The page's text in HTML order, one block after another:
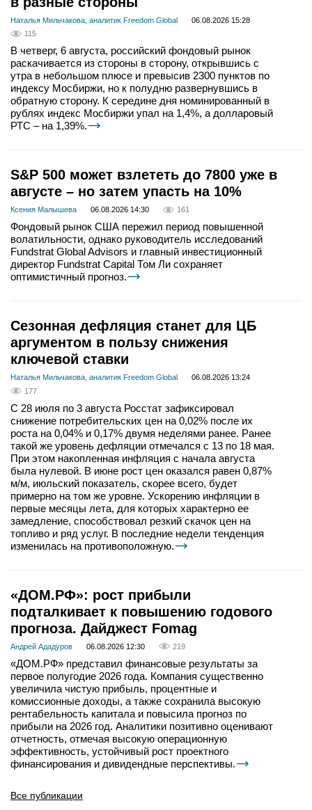
Наталья Мильчакова, аналитик Freedom Global
06.08.2026 15:28
115
В четверг, 6 августа, российский фондовый рынок
раскачивается из стороны в сторону, открывшись с
утра в небольшом плюсе и превысив 2300 пунктов по
индексу Мосбиржи, но к полудню развернувшись в
обратную сторону. К середине дня номинированный в
рублях индекс Мосбиржи упал на 1,4%, а долларовый
РТС – на 1,39%.
S&P 500 может взлететь до 7800 уже в
августе – но затем упасть на 10%
Ксения Малышева 06.08.2026 14:30 161
Фондовый рынок США пережил период повышенной
волатильности, однако руководитель исследований
Fundstrat Global Advisors и главный инвестиционный
директор Fundstrat Capital Том Ли сохраняет
оптимистичный прогноз.
Сезонная дефляция станет для ЦБ
аргументом в пользу снижения
ключевой ставки
Наталья Мильчакова, аналитик Freedom Global
06.08.2026 13:24
177
С 28 июля по 3 августа Росстат зафиксировал
снижение потребительских цен на 0,02% после их
роста на 0,04% и 0,17% двумя неделями ранее. Ранее
такой же уровень дефляции отмечался с 13 по 18 мая.
При этом накопленная инфляция с начала августа
была нулевой. В июне рост цен оказался равен 0,87%
м/м, июльский показатель, скорее всего, будет
примерно на том же уровне. Ускорению инфляции в
первые месяцы лета, для которых характерно ее
замедление, способствовал резкий скачок цен на
топливо и ряд услуг. В последние недели тенденция
изменилась на противоположную.
«ДОМ.РФ»: рост прибыли
подталкивает к повышению годового
прогноза. Дайджест Fomag
Андрей Ададуров 06.08.2026 12:30 219
«ДОМ.РФ» представил финансовые результаты за
первое полугодие 2026 года. Компания существенно
увеличила чистую прибыль, процентные и
комиссионные доходы, а также сохранила высокую
рентабельность капитала и повысила прогноз по
прибыли на 2026 год. Аналитики позитивно оценивают
отчетность, отмечая высокую операционную
эффективность, устойчивый рост проектного
финансирования и дивидендные перспективы.
Все публикации